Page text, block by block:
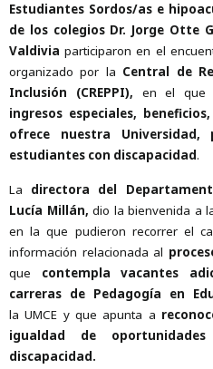
Estudiantes Sordos/as e
de los colegios Dr. Jorge Otte
Valdivia participaron en el
organizado por la Central de
Inclusión (CREPPI), en el que
ingresos especiales,
ofrece nuestra
estudiantes con discapacidad.
La directora del
Lucía Millán, dio la bienvenida a
en la que pudieron recorrer el
información relacionada al
que contempla vacantes
carreras de Pedagogía en
la UMCE y que apunta a
igualdad de
discapacidad.